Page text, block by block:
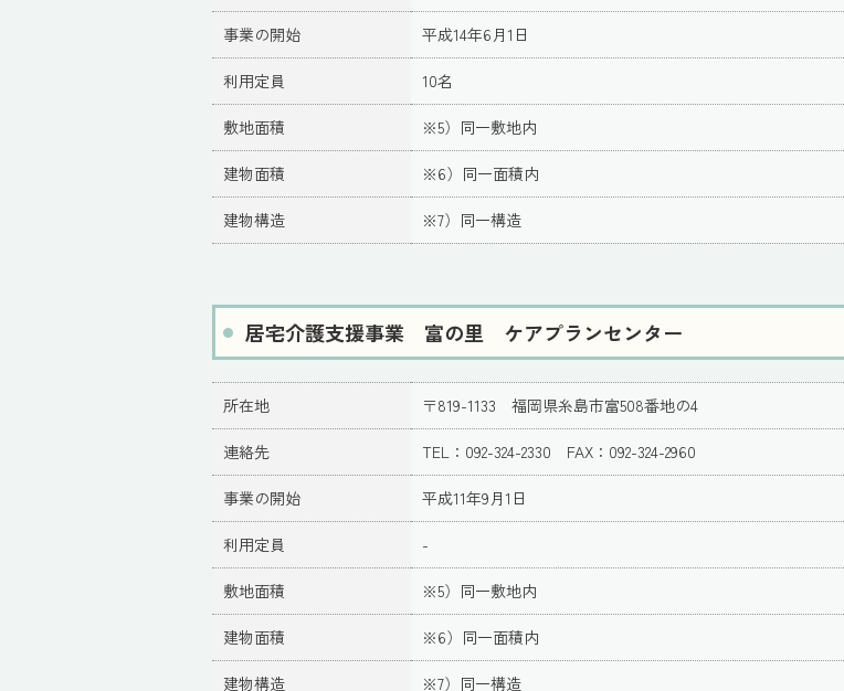
事業の開始 平成14年6月1日
利用定員 10名
敷地面積 ※5）同一敷地内
建物面積 ※6）同一面積内
建物構造 ※7）同一構造
居宅介護支援事業 富の里 ケアプランセンター
所在地 〒819-1133 福岡県糸島市富508番地の4
連絡先 TEL：092-324-2330 FAX：092-324-2960
事業の開始 平成11年9月1日
利用定員 -
敷地面積 ※5）同一敷地内
建物面積 ※6）同一面積内
建物構造 ※7）同一構造